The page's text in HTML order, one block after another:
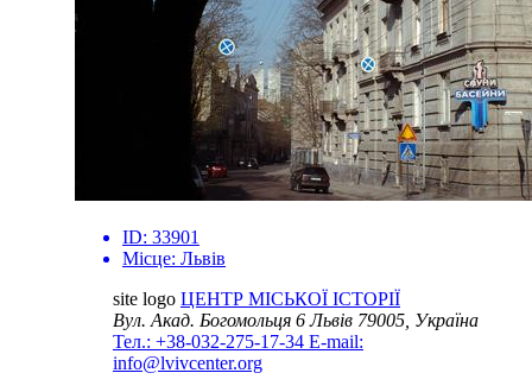
ID: 33901
Місце: Львів
site logo ЦЕНТР МІСЬКОЇ ІСТОРІЇ
Вул. Акад. Богомольця 6Львів 79005, Україна
Тел.: +38-032-275-17-34 E-mail:
info@lvivcenter.org